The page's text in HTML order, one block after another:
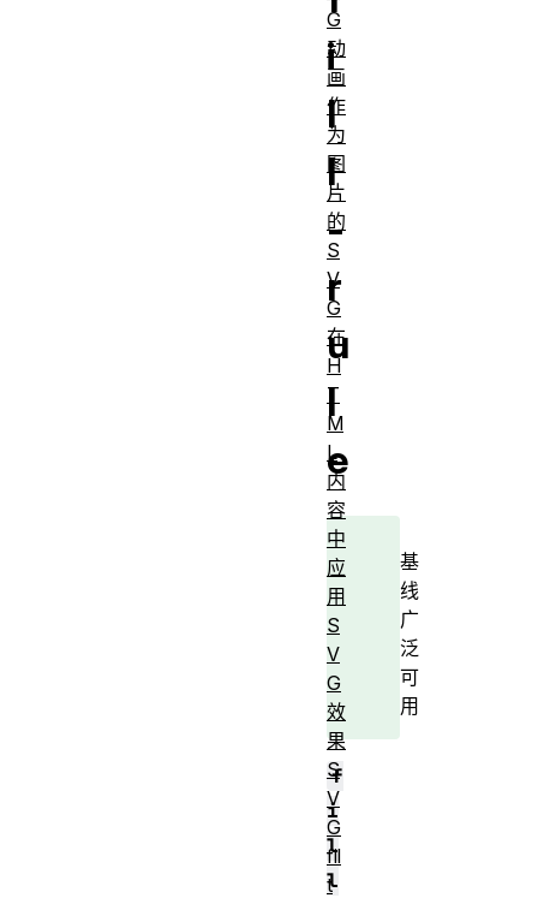
i
l
l
-
r
u
l
e
基
线
广
泛
可
用
f
i
l
l
G
动
画
作
为
图
片
的
S
V
G
在
H
T
M
L
内
容
中
应
用
S
V
G
效
果
S
V
G
fil
t